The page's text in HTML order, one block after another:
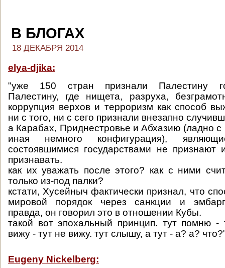
В БЛОГАХ
18 ДЕКАБРЯ 2014
elya-djika:
"уже 150 стран признали Палестину
Палестину, где нищета, разруха,
коррупция верхов и терроризм как способ
ни с того, ни с сего признали внезапно
а Карабах, Приднестровье и Абхазию (ладно
иная немного конфигурация),
состоявшимися государствами не признают
признавать.
как их уважать после этого? как с ними
только из-под палки?
кстати, Хусейныч фактически признал, что
мировой порядок через санкции и
правда, он говорил это в отношении Кубы.
такой вот эпохальный принцип. тут помню -
вижу - тут не вижу. тут слышу, а тут - а? а?
Eugeny Nickelberg: